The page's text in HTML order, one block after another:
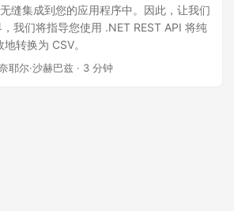
缝集成到您的应用程序中。因此，让我们
我们将指导您使用 .NET REST API 将纯
转换为 CSV。
耶尔·沙赫巴兹 · 3 分钟